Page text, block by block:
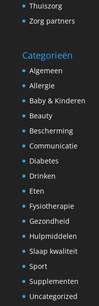
Thuiszorg
Zorg partners
Categorieën
Algemeen
Allergie
Baby & Kinderen
Beauty
Bescherming
Communicatie
Diabetes
Drinken
Eten
Fysiotherapie
Gezondheid
Hulpmiddelen
Slaap kwaliteit
Sport
Supplementen
Uncategorized